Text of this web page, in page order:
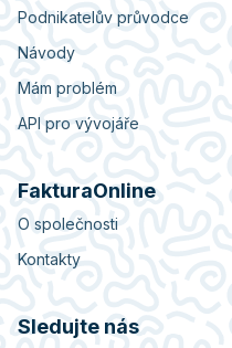
Podnikatelův průvodce
Návody
Mám problém
API pro vývojáře
FakturaOnline
O společnosti
Kontakty
Sledujte nás